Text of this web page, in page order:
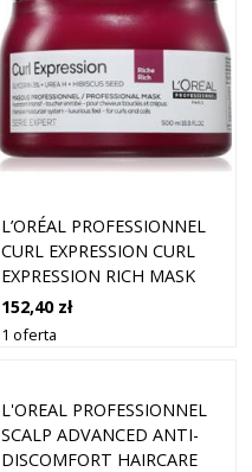
L’ORÉAL PROFESSIONNEL
CURL EXPRESSION CURL
EXPRESSION RICH MASK
INTENSYWNA MASKA
NAWILŻAJĄCA DO WŁOSÓW
152,40 zł
1 oferta
L'OREAL PROFESSIONNEL
SCALP ADVANCED ANTI-
DISCOMFORT HAIRCARE